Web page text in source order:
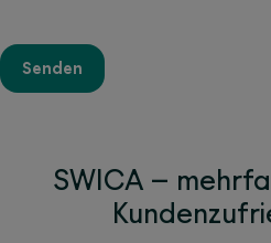
Senden
SWICA –